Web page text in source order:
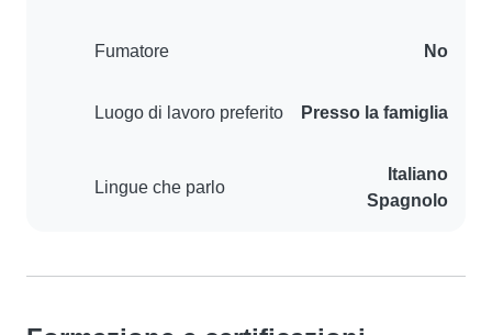
Fumatore No
Luogo di lavoro preferito Presso la famiglia
Lingue che parlo
Italiano
Spagnolo